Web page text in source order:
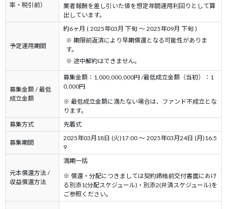
率・税引前）
業者報酬を差し引いた値を想定年間運用利回りとして算
出しています。
予定運用期間
約6ヶ月 ( 2025年03月 下旬 ～ 2025年09月 下旬 )
※ 期限前返済により早期償還となる可能性がありま
す。
※ 途中解約はできません。
募集金額 / 最低
成立金額
募集金額：1,000,000,000円 /最低成立金額（当初）：1
0,000円
※ 最低成立金額に満たない場合は、ファンド不成立とな
ります。
募集方式
先着式
募集期間
2025年03月18日 (火)17:00 ～ 2025年03月24日 (月)16:5
9
元本償還方法 /
収益償還方法
満期一括
※ 償還・分配につきましては契約締結前交付書面におけ
る別添1(分配スケジュール)・別添2(弁済スケジュール)を
ご参照ください。